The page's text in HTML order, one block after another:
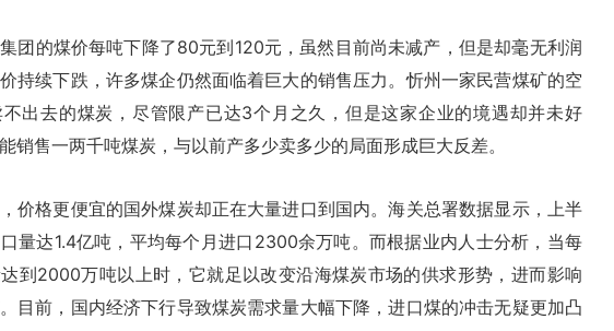
的煤价每吨下降了80元到120元，虽然目前尚未减产，但是却毫无利润
持续下跌，许多煤企仍然面临着巨大的销售压力。忻州一家民营煤矿的空
出去的煤炭，尽管限产已达3个月之久，但是这家企业的境遇却并未好
销售一两千吨煤炭，与以前产多少卖多少的局面形成巨大反差。
格更便宜的国外煤炭却正在大量进口到国内。海关总署数据显示，上半
量达1.4亿吨，平均每个月进口2300余万吨。而根据业内人士分析，当每
到2000万吨以上时，它就足以改变沿海煤炭市场的供求形势，进而影响
目前，国内经济下行导致煤炭需求量大幅下降，进口煤的冲击无疑更加凸